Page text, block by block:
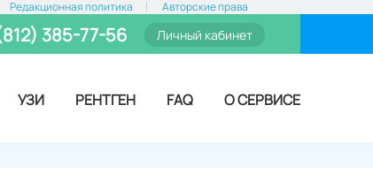
Редакционная политика Авторские права
385-77-56 Личный кабинет
УЗИ РЕНТГЕН FAQ О СЕРВИСЕ